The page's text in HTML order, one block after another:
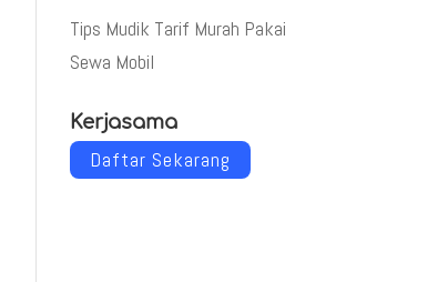
Tips Mudik Tarif Murah Pakai
Sewa Mobil
Kerjasama
Daftar Sekarang